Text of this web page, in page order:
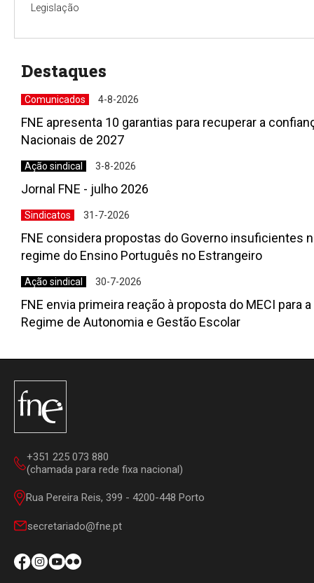
Legislação
Destaques
Comunicados 4-8-2026
FNE apresenta 10 garantias para recuperar a
Nacionais de 2027
Ação sindical 3-8-2026
Jornal FNE - julho 2026
Sindicatos 31-7-2026
FNE considera propostas do Governo insuficientes
regime do Ensino Português no Estrangeiro
Ação sindical 30-7-2026
FNE envia primeira reação à proposta do MECI para
Regime de Autonomia e Gestão Escolar
+351 225 073 880
(chamada para rede fixa nacional)
Rua Pereira Reis, 399 - 4200-448 Porto
secretariado@fne.pt